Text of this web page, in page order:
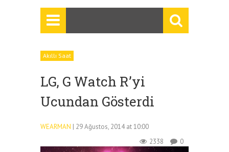
Akıllı Saat
LG, G Watch R’yi
Ucundan Gösterdi
WEARMAN | 29 Ağustos, 2014 at 10:00
2338
0